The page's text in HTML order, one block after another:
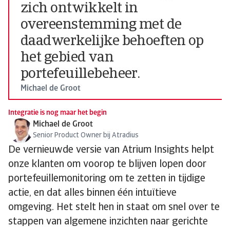
zich ontwikkelt in
overeenstemming met de
daadwerkelijke behoeften op
het gebied van
portefeuillebeheer.
Michael de Groot
Integratie is nog maar het begin
Michael de Groot
Senior Product Owner bij Atradius
De vernieuwde versie van Atrium Insights helpt
onze klanten om voorop te blijven lopen door
portefeuillemonitoring om te zetten in tijdige
actie, en dat alles binnen één intuïtieve
omgeving. Het stelt hen in staat om snel over te
stappen van algemene inzichten naar gerichte